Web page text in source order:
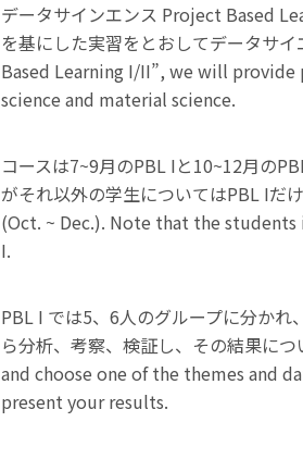
データサインエンス Project Based
を基にした実習をとおしてデータサ
Based Learning I/II”, we will
science and material science.
コースは7~9月のPBL Iと10~12月の
がそれ以外の学生についてはPBL Iだ
(Oct. ~ Dec.). Note that the
I.
PBL I では5、6人のグループに分か
ら分析、考察、検証し、その結果に
and choose one of the themes and
present your results.